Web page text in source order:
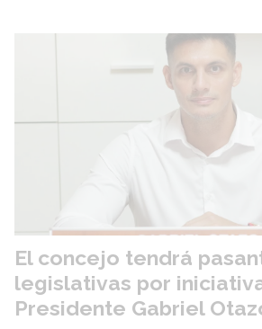
El concejo tendrá
legislativas por
Presidente Gabriel